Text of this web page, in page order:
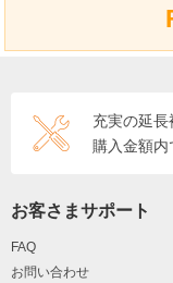
充実の延長
購入金額内
お客さまサポート
FAQ
お問い合わせ